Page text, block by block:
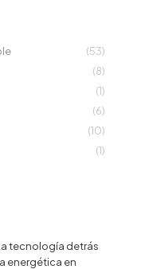
(53)
(8)
(1)
(6)
(10)
(1)
tecnología detrás
energética en